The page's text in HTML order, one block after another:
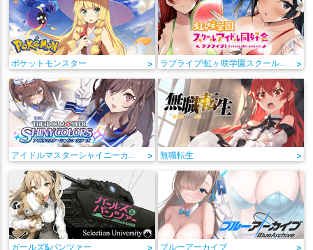
ポケットモンスター > ラブライブ!虹ヶ咲学園スクールアイドル同好会 >
アイドルマスターシャイニーカラーズ > 無職転生 >
ガールズ&パンツァー ブルーアーカイブ